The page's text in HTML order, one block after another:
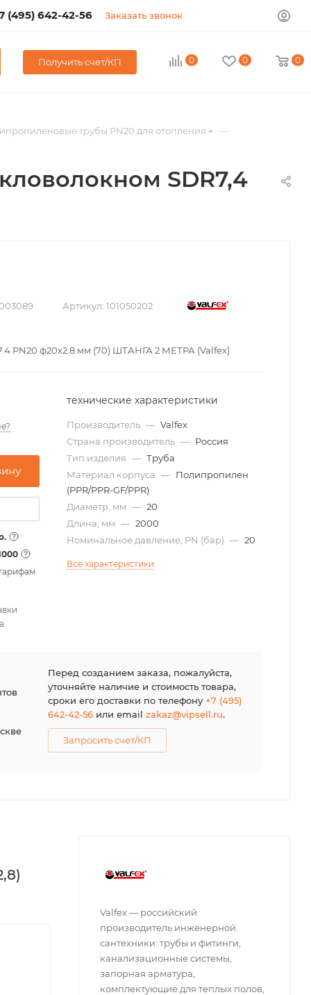
(495) 642-42-56 Заказать звонок
Получить счет/КП 0 0 0
трубы PN20 для отопления —
SDR7,4
Артикул: 101050202
PN20 ф20х2.8 мм (70) ШТАНГА 2 МЕТРА (Valfex)
технические характеристики
Производитель — Valfex
Страна производитель — Россия
Тип изделия — Труба
Материал корпуса — Полипропилен
(PPR/PPR-GF/PPR)
Диаметр, мм — 20
Длина, мм — 2000
Номинальное давление, PN (бар) — 20
Все характеристики
Перед созданием заказа, пожалуйста,
уточняйте наличие и стоимость товара,
сроки его доставки по телефону+7 (495)
642-42-56или email zakaz@vipsell.ru.
Запросить счет/КП
Valfex — российский
производитель инженерной
сантехники: трубы и фитинги,
канализационные системы,
запорная арматура,
комплектующие для теплых полов,